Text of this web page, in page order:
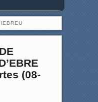
(08-